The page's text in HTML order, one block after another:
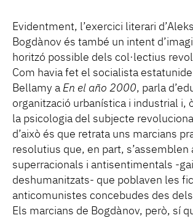
Evidentment, l’exercici literari
Bogdànov és també un intent
horitzó possible dels col·lectius
Com havia fet el socialista
Bellamy a En el año 2000, parla
organització urbanística i industrial i,
la psicologia del subjecte
d’això és que retrata uns marcians
resolutius que, en part, s’assemblen
superracionals i antisentimentals -
deshumanitzats- que poblaven les
anticomunistes concebudes des
Els marcians de Bogdànov, però, sí